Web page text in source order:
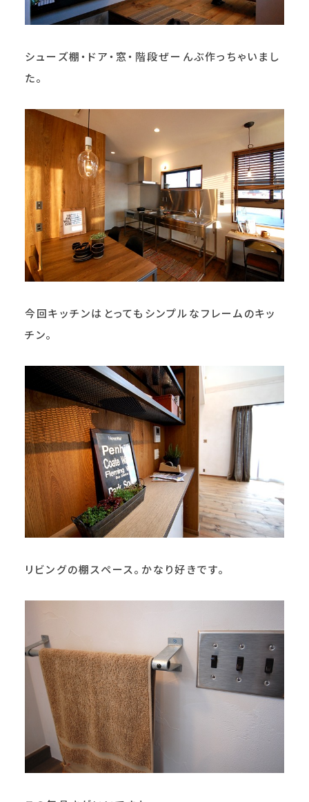
シューズ棚・ドア・窓・階段ぜーんぶ作っちゃいまし
た。
今回キッチンはとってもシンプルなフレームのキッ
チン。
リビングの棚スペース。かなり好きです。